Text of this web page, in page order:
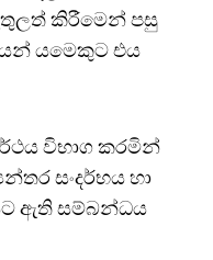
කිරීමෙන් පසු
යමෙකුට එය
විභාග කරමින්
සංදර්භය හා
ඇති සම්බන්ධය